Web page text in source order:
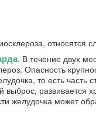
относятся
. В течение двух
Опасность
то есть часть
развивается
желудочка может